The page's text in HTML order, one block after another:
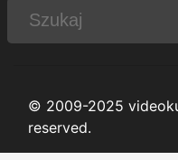
© 2009-2025
reserved.